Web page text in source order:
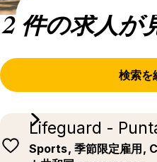
2 件の求人が
検索を
Lifeguard -
Sports, 季節限定雇用,